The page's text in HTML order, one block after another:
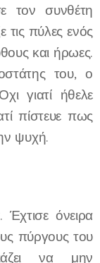
τον συνθέτη
τις πύλες ενός
και ήρωες.
του, ο
γιατί ήθελε
πίστευε πως
ψυχή.
όνειρα
πύργους του
να μην